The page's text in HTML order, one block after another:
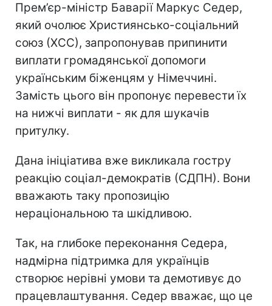
Прем’єр-міністр Баварії Маркус Седер,
який очолює Християнсько-соціальний
союз (ХСС), запропонував припинити
виплати громадянської допомоги
українським біженцям у Німеччині.
Замість цього він пропонує перевести їх
на нижчі виплати - як для шукачів
притулку.
Дана ініціатива вже викликала гостру
реакцію соціал-демократів (СДПН). Вони
вважають таку пропозицію
нераціональною та шкідливою.
Так, на глибоке переконання Седера,
надмірна підтримка для українців
створює нерівні умови та демотивує до
працевлаштування. Седер вважає, що це